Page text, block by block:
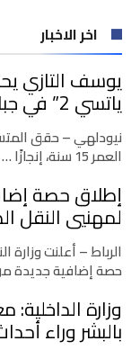
اخر الاخبار
يوسف التازي
ياتسي 2” في جبال الهيمالايا
نيودلهي – حقق
العمر 15 سنة، إنجازًا …
إطلاق حصة
لمهنيي النقل
الرباط – أعلنت وزارة
حصة إضافية جديدة
وزارة
بالبشر وراء